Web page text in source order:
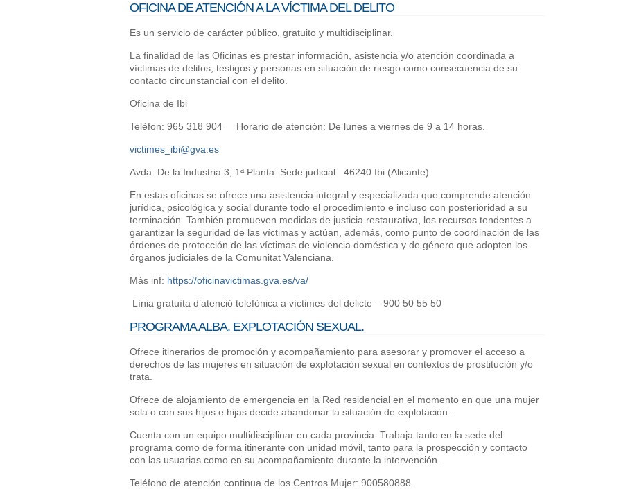
OFICINA DE ATENCIÓN A LA VÍCTIMA DEL DELITO
Es un servicio de carácter público, gratuito y multidisciplinar.
La finalidad de las Oficinas es prestar información, asistencia y/o atención coordinada a
víctimas de delitos, testigos y personas en situación de riesgo como consecuencia de su
contacto circunstancial con el delito.
Oficina de Ibi
Telèfon: 965 318 904 Horario de atención: De lunes a viernes de 9 a 14 horas.
victimes_ibi@gva.es
Avda. De la Industria 3, 1ª Planta. Sede judicial 46240 Ibi (Alicante)
En estas oficinas se ofrece una asistencia integral y especializada que comprende atención
jurídica, psicológica y social durante todo el procedimiento e incluso con posterioridad a su
terminación. También promueven medidas de justicia restaurativa, los recursos tendentes a
garantizar la seguridad de las víctimas y actúan, además, como punto de coordinación de las
órdenes de protección de las víctimas de violencia doméstica y de género que adopten los
órganos judiciales de la Comunitat Valenciana.
Más inf: https://oficinavictimas.gva.es/va/
Línia gratuïta d’atenció telefònica a víctimes del delicte – 900 50 55 50
PROGRAMA ALBA. EXPLOTACIÓN SEXUAL.
Ofrece itinerarios de promoción y acompañamiento para asesorar y promover el acceso a
derechos de las mujeres en situación de explotación sexual en contextos de prostitución y/o
trata.
Ofrece de alojamiento de emergencia en la Red residencial en el momento en que una mujer
sola o con sus hijos e hijas decide abandonar la situación de explotación.
Cuenta con un equipo multidisciplinar en cada provincia. Trabaja tanto en la sede del
programa como de forma itinerante con unidad móvil, tanto para la prospección y contacto
con las usuarias como en su acompañamiento durante la intervención.
Teléfono de atención continua de los Centros Mujer: 900580888.